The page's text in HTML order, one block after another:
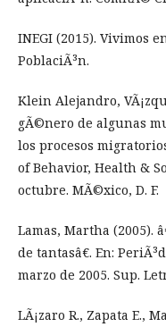
INEGI (2015). Vivimos
PoblaciÃ³n.
Klein Alejandro,
gÃ©nero de algunas
los procesos
of Behavior, Health &
octubre. MÃ©xico, D. F.
Lamas, Martha
de tantasâ€. En:
marzo de 2005. Sup.
LÃ¡zaro R., Zapata E.,